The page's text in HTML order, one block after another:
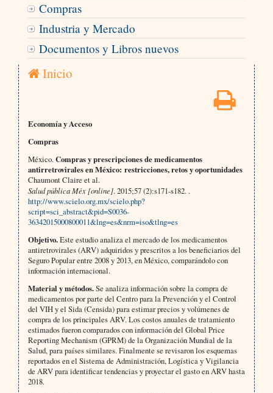
Compras
Industria y Mercado
Documentos y Libros nuevos
Inicio
Economía y Acceso
Compras
México.Compras y prescripciones de medicamentos
antirretrovirales en México: restricciones, retos y oportunidades
Chaumont Claire et al.
Salud pública Méx [online]. 2015;57 (2):s171-s182. .
http://www.scielo.org.mx/scielo.php?
script=sci_abstract&pid=S0036-
36342015000800011&lng=es&nrm=iso&tlng=es
Objetivo.Este estudio analiza el mercado de los medicamentos
antiretrovirales (ARV) adquiridos y prescritos a los beneficiarios del
Seguro Popular entre 2008 y 2013, en México, comparándolo con
información internacional.
Material y métodos.Se analiza información sobre la compra de
medicamentos por parte del Centro para la Prevención y el Control
del VIH y el Sida (Censida) para estimar precios y volúmenes de
compra de los principales ARV. Los costos anuales de tratamiento
estimados fueron comparados con información del Global Price
Reporting Mechanism (GPRM) de la Organización Mundial de la
Salud, para países similares. Finalmente se revisaron los esquemas
reportados en el Sistema de Administración, Logística y Vigilancia
de ARV para identificar tendencias y proyectar el gasto en ARV hasta
2018.